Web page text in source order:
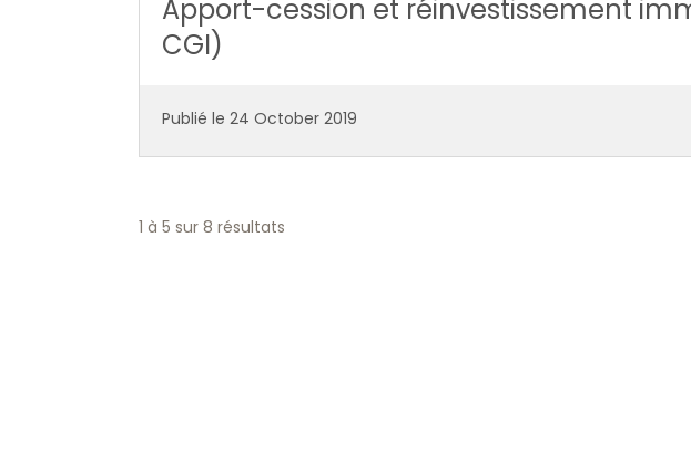
Apport-cession et réinvestissement
CGI)
Publié le 24 October 2019
1 à 5 sur 8 résultats